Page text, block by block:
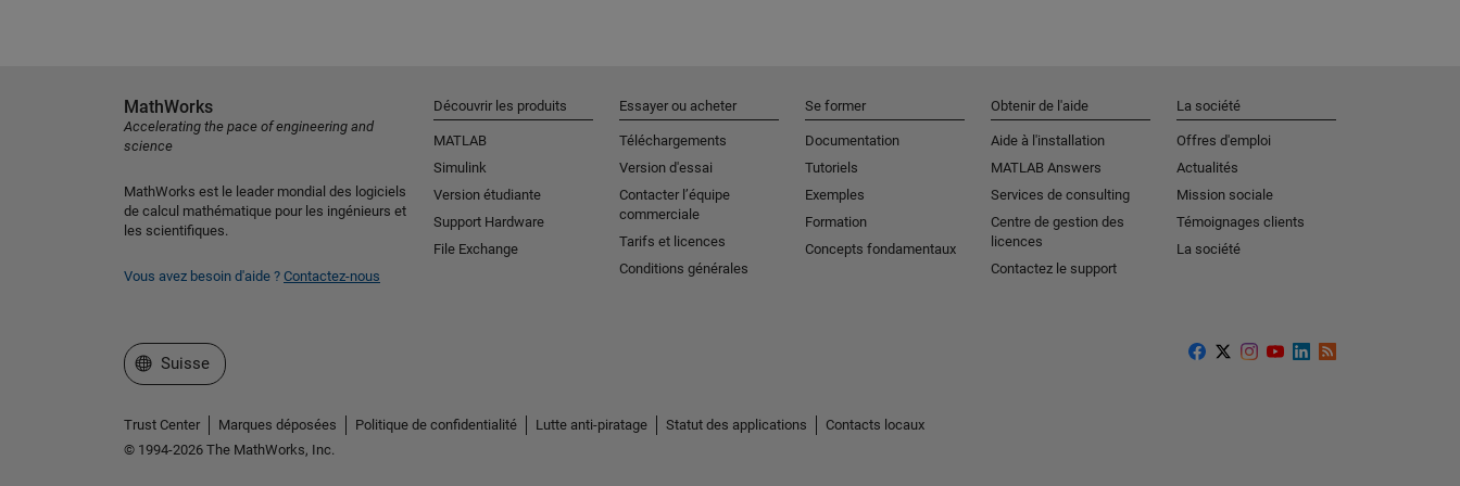
MathWorks
Accelerating the pace of engineering and
science
MathWorks est le leader mondial des logiciels
de calcul mathématique pour les ingénieurs et
les scientifiques.
Vous avez besoin d'aide ? Contactez-nous
Découvrir les produits
MATLAB
Simulink
Version étudiante
Support Hardware
File Exchange
Essayer ou acheter
Téléchargements
Version d'essai
Contacter l’équipe
commerciale
Tarifs et licences
Conditions générales
Se former
Documentation
Tutoriels
Exemples
Formation
Concepts fondamentaux
Obtenir de l'aide
Aide à l'installation
MATLAB Answers
Services de consulting
Centre de gestion des
licences
Contactez le support
La société
Offres d'emploi
Actualités
Mission sociale
Témoignages clients
La société
Sélectionner un site web
Suisse
Trust Center Marques déposées Politique de confidentialité Lutte anti-piratage Statut des applications
Contacts locaux
© 1994-2026 The MathWorks, Inc.